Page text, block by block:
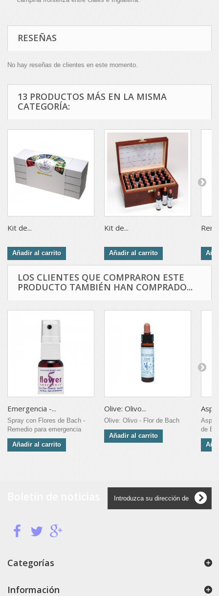
RESEÑAS
No hay reseñas de clientes en este momento.
13 PRODUCTOS MÁS EN LA MISMA
CATEGORÍA:
Kit de...
Añadir al carrito
Kit de...
Añadir al carrito
LOS CLIENTES QUE COMPRARON ESTE
PRODUCTO TAMBIÉN HAN COMPRADO...
Emergencia -...
Spray con Flores de Bach -
Remedio para emergencia
Añadir al carrito
Olive: Olivo...
Olive: Olivo - Flor de Bach
Añadir al carrito
de
Categorías
Información